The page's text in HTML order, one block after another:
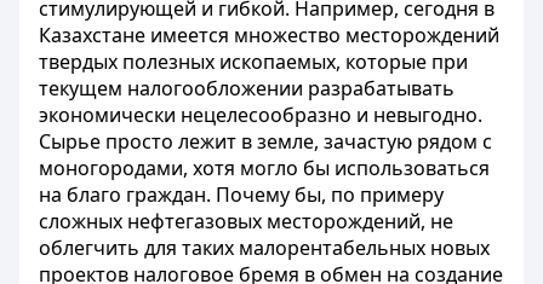
стимулирующей и гибкой. Например, сегодня в
Казахстане имеется множество месторождений
твердых полезных ископаемых, которые при
текущем налогообложении разрабатывать
экономически нецелесообразно и невыгодно.
Сырье просто лежит в земле, зачастую рядом с
моногородами, хотя могло бы использоваться
на благо граждан. Почему бы, по примеру
сложных нефтегазовых месторождений, не
облегчить для таких малорентабельных новых
проектов налоговое бремя в обмен на создание